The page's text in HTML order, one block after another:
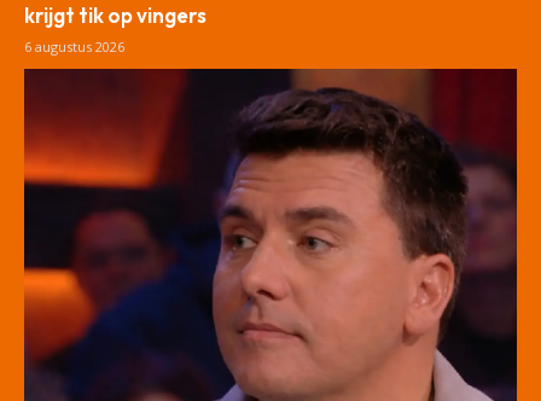
krijgt tik op vingers
6 augustus 2026